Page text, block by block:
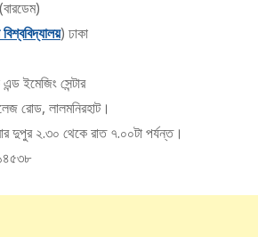
) ঢাকা
ইমেজিং সেন্টার
রোড, লালমনিরহাট।
দুপুর ২.৩০ থেকে রাত ৭.০০টা পর্যন্ত।